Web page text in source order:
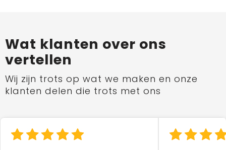
Wat klanten over ons
vertellen
Wij zijn trots op wat we maken en onze
klanten delen die trots met ons